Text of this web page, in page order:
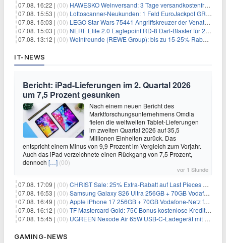
07.08. 16:22 | (00) HAWESKO Weinversand: 3 Tage versandkostenfrei bestellen (MBW 25€)
07.08. 15:53 | (00) Lottoscanner-Neukunden: 1 Feld EuroJackpot GRATIS spielen
07.08. 15:03 | (00) LEGO Star Wars 75441 Angriffskreuzer der Venator-Klasse für 50,25€
07.08. 15:03 | (00) NERF Elite 2.0 Eaglepoint RD-8 Dart-Blaster für 20,49€
07.08. 13:12 | (00) Weinfreunde (REWE Group): bis zu 15-25% Rabatt je nach Anzahl der Flaschen
IT-NEWS
Bericht: iPad-Lieferungen im 2. Quartal 2026
um 7,5 Prozent gesunken
Nach einem neuen Bericht des
Marktforschungsunternehmens Omdia
fielen die weltweiten Tablet-Lieferungen
im zweiten Quartal 2026 auf 35,5
Millionen Einheiten zurück. Das
entspricht einem Minus von 9,9 Prozent im Vergleich zum Vorjahr.
Auch das iPad verzeichnete einen Rückgang von 7,5 Prozent,
dennoch […] (00)
vor 1 Stunde
07.08. 17:09 | (00) CHRIST Sale: 25% Extra-Rabatt auf Last Pieces bei Schmuck & Uhren
07.08. 16:53 | (00) Samsung Galaxy S26 Ultra 256GB + 70GB Vodafone-Netz für 34,99€/Monat (effektiv 4,74€/Monat)
07.08. 16:49 | (00) Apple iPhone 17 256GB + 70GB Vodafone-Netz für 34,99€/Monat (effektiv 6,41€/Monat)
07.08. 16:12 | (00) TF Mastercard Gold: 75€ Bonus kostenlose Kreditkarte ohne Fremdwährungsgebühren
07.08. 15:45 | (00) UGREEN Nexode Air 65W USB-C-Ladegerät mit GaN-Technik für 24,99€
GAMING-NEWS